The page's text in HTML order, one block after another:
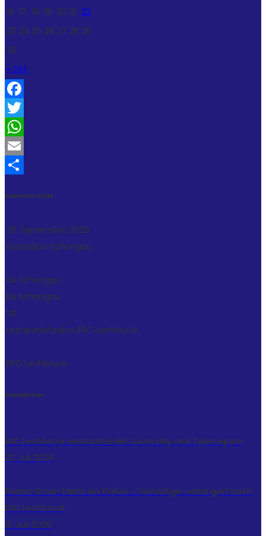
« Okt.
16 17 18 19 20 21 22
23 24 25 26 27 28 29
30
Facebook
Twitter
WhatsApp
Email
Nächstes Spiel
25. September 2026
Eisstadion Schongau
EA Schongau
EA Schongau
VS
Lechparkstadion ERC Lechbruck
ERC Lechbruck
Neuigkeiten
ERC Lechbruck verabschiedet Lucas Hay und Tyler Lepore
22. Juli 2026
Florian Simon bleibt ein Flößer – Verteidiger verlängert beim
ERC Lechbruck
15. Juli 2026